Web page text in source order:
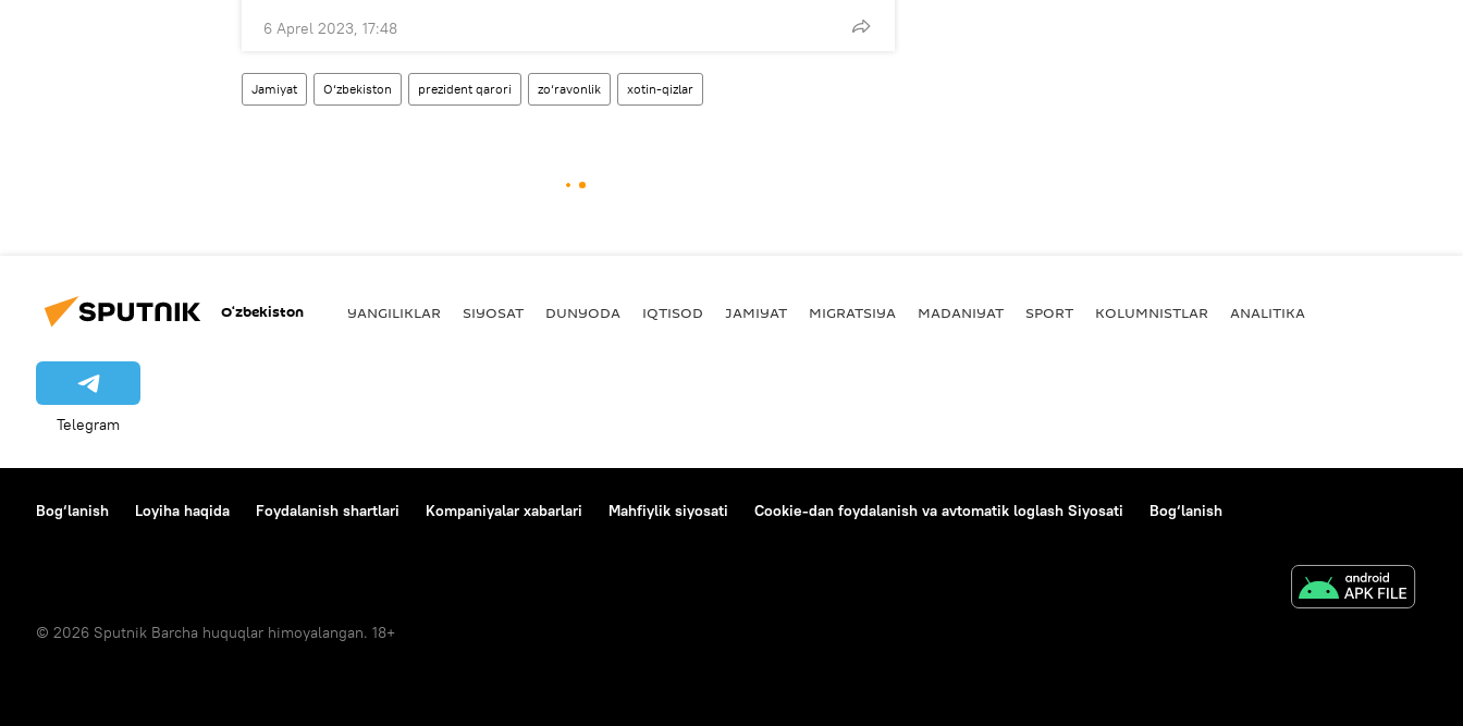
6 Aprel 2023, 17:48
Jamiyat O‘zbekiston prezident qarori zo‘ravonlik xotin-qizlar
O‘zbekiston YANGILIKLAR SIYOSAT DUNYODA IQTISOD JAMIYAT MIGRATSIYA MADANIYAT SPORT KOLUMNISTLAR ANALITIKA
Telegram
Bog‘lanish Loyiha haqida Foydalanish shartlari Kompaniyalar xabarlari Mahfiylik siyosati Cookie-dan foydalanish va avtomatik loglash Siyosati Bog‘lanish
© 2026 Sputnik Barcha huquqlar himoyalangan. 18+